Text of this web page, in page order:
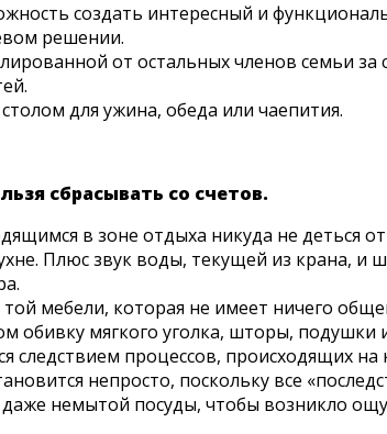
создать интересный и
решении.
от остальных членов семьи
для ужина, обеда или чаепития.
сбрасывать со счетов.
в зоне отдыха никуда не деться
Плюс звук воды, текущей из крана,
мебели, которая не имеет ничего
обивку мягкого уголка, шторы, подушки
следствием процессов, происходящих
непросто, поскольку все
немытой посуды, чтобы возникло